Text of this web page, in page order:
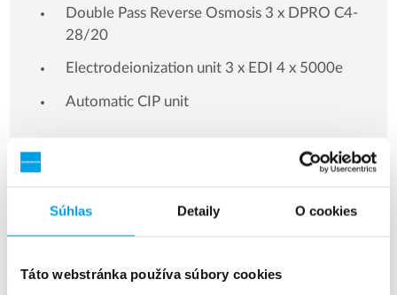
Súhlas Detaily O cookies
Táto webstránka používa súbory cookies
Double Pass Reverse Osmosis 3 x DPRO C4-
28/20
Electrodeionization unit 3 x EDI 4 x 5000e
Automatic CIP unit
See more references
Zobrazuje 3 z 154 Referencie